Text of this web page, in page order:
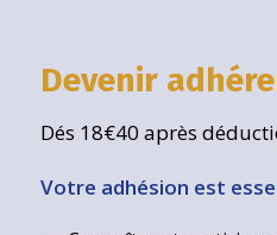
Devenir
Dés 18€40 après
Votre adhésion est